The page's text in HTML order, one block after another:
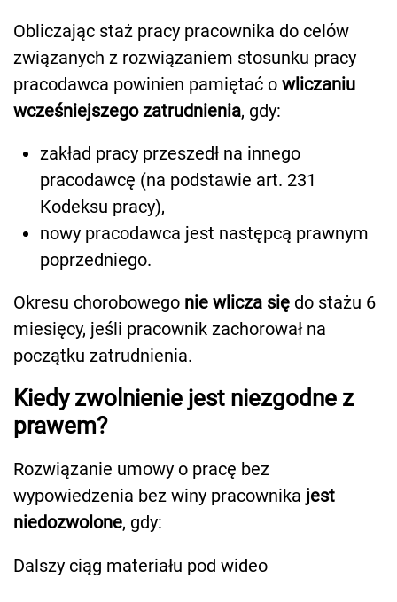
Obliczając staż pracy pracownika do celów
związanych z rozwiązaniem stosunku pracy
pracodawca powinien pamiętać o wliczaniu
wcześniejszego zatrudnienia, gdy:
zakład pracy przeszedł na innego
pracodawcę (na podstawie art. 231
Kodeksu pracy),
nowy pracodawca jest następcą prawnym
poprzedniego.
Okresu chorobowego nie wlicza się do stażu 6
miesięcy, jeśli pracownik zachorował na
początku zatrudnienia.
Kiedy zwolnienie jest niezgodne z
prawem?
Rozwiązanie umowy o pracę bez
wypowiedzenia bez winy pracownika jest
niedozwolone, gdy:
Dalszy ciąg materiału pod wideo